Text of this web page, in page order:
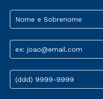
Nome e Sobrenome
ex: joao@email.com
(ddd) 9999-9999